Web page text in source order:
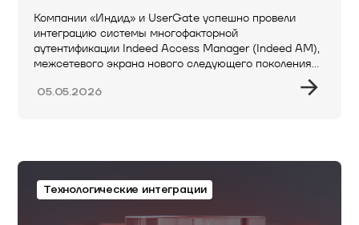
Компании «Индид» и UserGate успешно провели
интеграцию системы многофакторной
аутентификации Indeed Access Manager (Indeed AM),
межсетевого экрана нового следующего поколения…
05.05.2026
Технологические интеграции